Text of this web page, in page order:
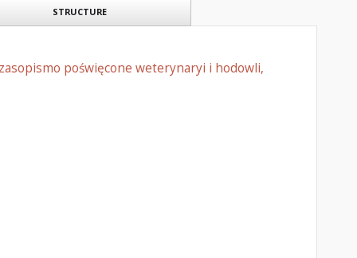
STRUCTURE
poświęcone weterynaryi i hodowli,